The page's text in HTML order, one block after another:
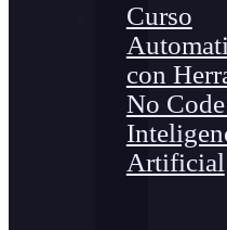
Curso
con
No
Artificial